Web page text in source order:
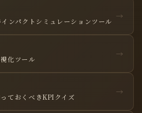
ンパクトシミュレーションツール
→
化ツール
→
ておくべきKPIクイズ
→